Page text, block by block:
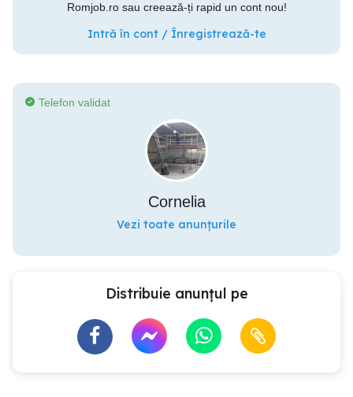
Romjob.ro sau creează-ți rapid un cont nou!
Intră în cont / Înregistrează-te
Telefon validat
Cornelia
Vezi toate anunțurile
Distribuie anunțul pe